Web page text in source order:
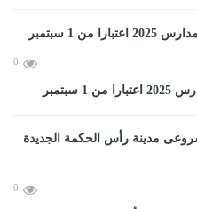
0
0